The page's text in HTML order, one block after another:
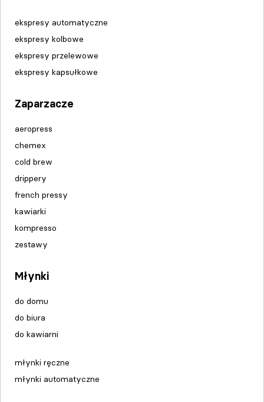
ekspresy automatyczne
ekspresy kolbowe
ekspresy przelewowe
ekspresy kapsułkowe
Zaparzacze
aeropress
chemex
cold brew
drippery
french pressy
kawiarki
kompresso
zestawy
Młynki
do domu
do biura
do kawiarni
młynki ręczne
młynki automatyczne